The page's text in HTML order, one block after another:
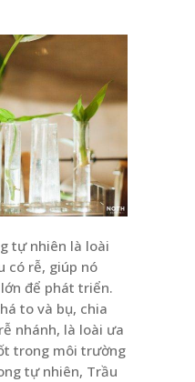
tự nhiên là loài
có rễ, giúp nó
để phát triển.
to và bụ, chia
nhánh, là loài ưa
trong môi trường
tự nhiên, Trầu